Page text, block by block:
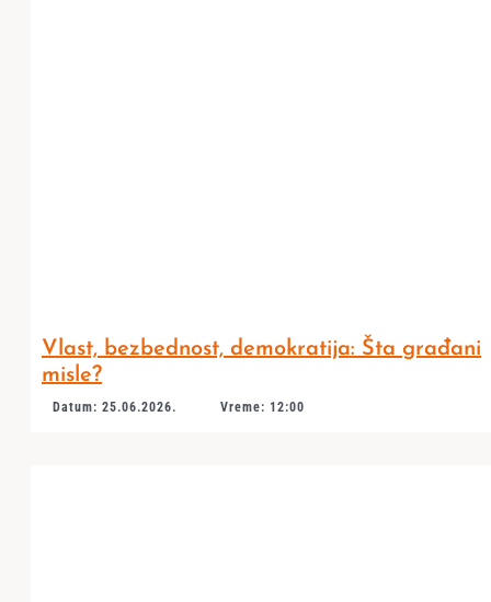
Vlast, bezbednost, demokratija: Šta građani
misle?
Datum: 25.06.2026. Vreme: 12:00